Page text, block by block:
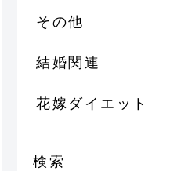
その他
結婚関連
花嫁ダイエット
検索